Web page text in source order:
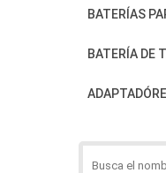
BATERÍAS
BATERÍA DE